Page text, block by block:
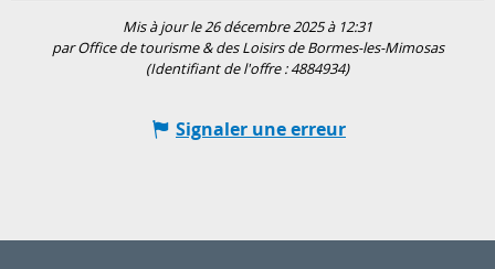
Mis à jour le 26 décembre 2025 à 12:31
par Office de tourisme & des Loisirs de Bormes-les-Mimosas
(Identifiant de l'offre :4884934)
Signaler une erreur